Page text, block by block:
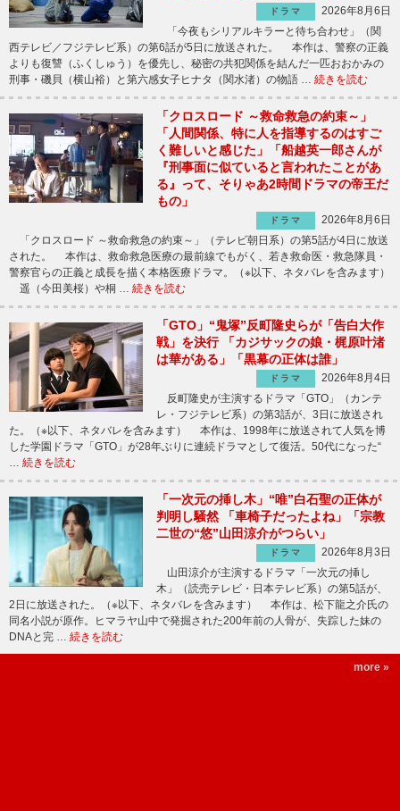
ドラマ
2026年8月6日
「今夜もシリアルキラーと待ち合わせ」（関
西テレビ／フジテレビ系）の第6話が5日に放送された。 本作は、警察の正義
よりも復讐（ふくしゅう）を優先し、秘密の共犯関係を結んだ一匹おおかみの
刑事・磯貝（横山裕）と第六感女子ヒナタ（関水渚）の物語 … 続きを読む
「クロスロード ～救命救急の約束～」
「人間関係、特に人を指導するのはすご
く難しいと感じた」「船越英一郎さんが
『刑事面に似ていると言われたことがあ
る』って、そりゃあ2時間ドラマの帝王だ
もの」
ドラマ
2026年8月6日
「クロスロード ～救命救急の約束～」（テレビ朝日系）の第5話が4日に放送
された。 本作は、救命救急医療の最前線でもがく、若き救命医・救急隊員・
警察官らの正義と成長を描く本格医療ドラマ。（※以下、ネタバレを含みます）
遥（今田美桜）や桐 … 続きを読む
「GTO」“鬼塚”反町隆史らが「告白大作
戦」を決行 「カジサックの娘・梶原叶渚
は華がある」「黒幕の正体は誰」
ドラマ
2026年8月4日
反町隆史が主演するドラマ「GTO」（カンテ
レ・フジテレビ系）の第3話が、3日に放送され
た。（※以下、ネタバレを含みます） 本作は、1998年に放送されて人気を博
した学園ドラマ「GTO」が28年ぶりに連続ドラマとして復活。50代になった“
… 続きを読む
「一次元の挿し木」“唯”白石聖の正体が
判明し騒然 「車椅子だったよね」「宗教
二世の“悠”山田涼介がつらい」
ドラマ
2026年8月3日
山田涼介が主演するドラマ「一次元の挿し
木」（読売テレビ・日本テレビ系）の第5話が、
2日に放送された。（※以下、ネタバレを含みます） 本作は、松下龍之介氏の
同名小説が原作。ヒマラヤ山中で発掘された200年前の人骨が、失踪した妹の
DNAと完 … 続きを読む
more »